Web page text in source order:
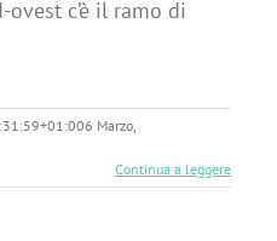
c’è il ramo di
6 Marzo,
Continua a leggere